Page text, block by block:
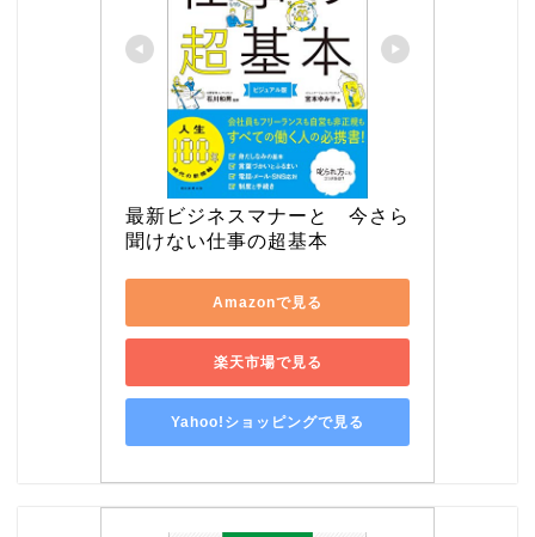
最新ビジネスマナーと　今さら
聞けない仕事の超基本
Amazonで見る
楽天市場で見る
Yahoo!ショッピングで見る